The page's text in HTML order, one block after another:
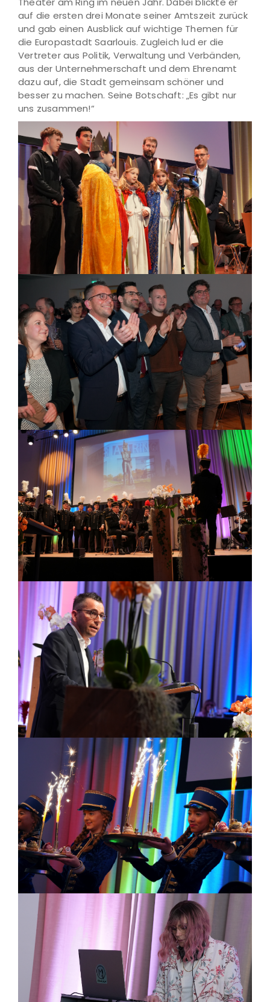
auf die ersten drei Monate seiner Amtszeit zurück
und gab einen Ausblick auf wichtige Themen für
die Europastadt Saarlouis. Zugleich lud er die
Vertreter aus Politik, Verwaltung und Verbänden,
aus der Unternehmerschaft und dem Ehrenamt
dazu auf, die Stadt gemeinsam schöner und
besser zu machen. Seine Botschaft: „Es gibt nur
uns zusammen!“